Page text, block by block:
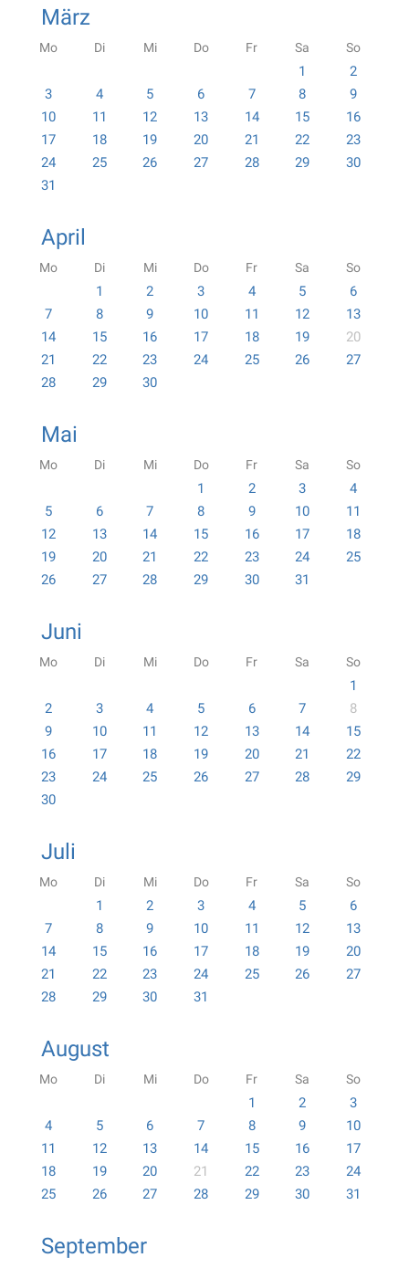
März
Mo Di Mi Do Fr Sa So
1
2
3
4 5 6 7 8
9
10
11 12 13 14 15
16
17
18 19 20 21 22
23
24
25 26 27 28 29
30
31
April
Mo Di Mi Do Fr Sa So
1 2 3 4 5
6
7
8 9 10 11 12
13
14
15 16 17 18 19
20
21
22 23 24 25 26
27
28
29 30
Mai
Mo Di Mi Do Fr Sa So
1 2 3
4
5
6 7 8 9 10
11
12
13 14 15 16 17
18
19
20 21 22 23 24
25
26
27 28 29 30 31
Juni
Mo Di Mi Do Fr Sa So
1
2
3 4 5 6 7
8
9
10 11 12 13 14
15
16
17 18 19 20 21
22
23
24 25 26 27 28
29
30
Juli
Mo Di Mi Do Fr Sa So
1 2 3 4 5
6
7
8 9 10 11 12
13
14
15 16 17 18 19
20
21
22 23 24 25 26
27
28
29 30 31
August
Mo Di Mi Do Fr Sa So
1 2
3
4
5 6 7 8 9
10
11
12 13 14 15 16
17
18
19 20 21 22 23
24
25
26 27 28 29 30 31
September